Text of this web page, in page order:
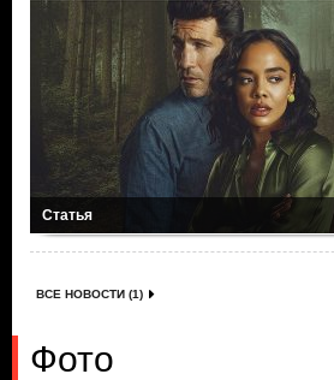
Статья
ВСЕ НОВОСТИ (1)
Фото